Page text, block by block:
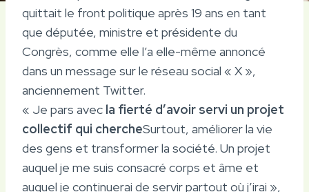
quittait le front politique après 19 ans en tant
que députée, ministre et présidente du
Congrès, comme elle l’a elle-même annoncé
dans un message sur le réseau social « X »,
anciennement Twitter.
« Je pars avec la fierté d’avoir servi un projet
collectif qui chercheSurtout, améliorer la vie
des gens et transformer la société. Un projet
auquel je me suis consacré corps et âme et
auquel je continuerai de servir partout où j’irai »,